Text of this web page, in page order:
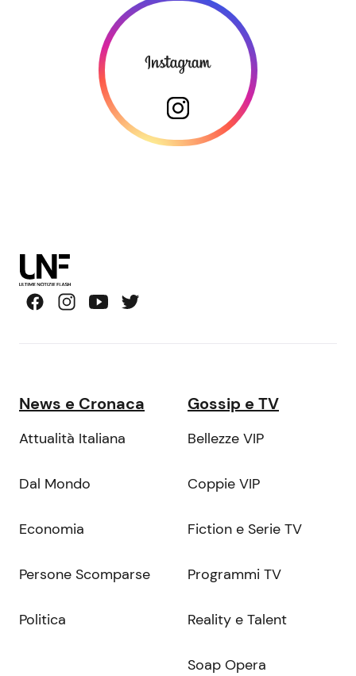
News e Cronaca
Attualità Italiana
Dal Mondo
Economia
Persone Scomparse
Politica
Gossip e TV
Bellezze VIP
Coppie VIP
Fiction e Serie TV
Programmi TV
Reality e Talent
Soap Opera